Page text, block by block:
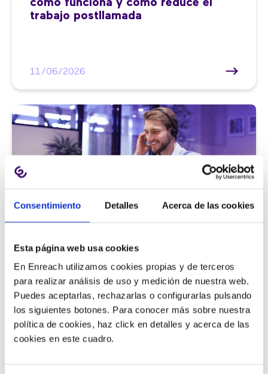
Consentimiento Detalles Acerca de las cookies
Esta página web usa cookies
En Enreach utilizamos cookies propias y de terceros
para realizar análisis de uso y medición de nuestra web.
Puedes aceptarlas, rechazarlas o configurarlas pulsando
los siguientes botones. Para conocer más sobre nuestra
política de cookies, haz click en detalles y acerca de las
cookies en este cuadro.
cómo funciona y cómo reduce el
trabajo postllamada
11/06/2026
9 métricas de call center para medir
la satisfacción del cliente
11/06/2026